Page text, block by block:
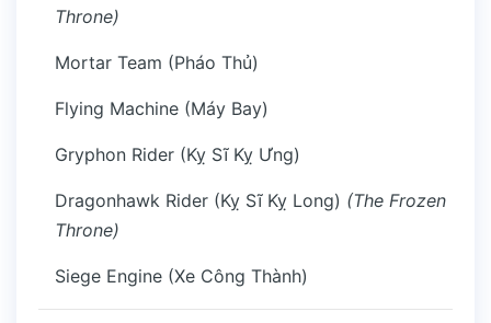
Throne)
Mortar Team (Pháo Thủ)
Flying Machine (Máy Bay)
Gryphon Rider (Kỵ Sĩ Kỵ Ưng)
Dragonhawk Rider (Kỵ Sĩ Kỵ Long) (The Frozen
Throne)
Siege Engine (Xe Công Thành)